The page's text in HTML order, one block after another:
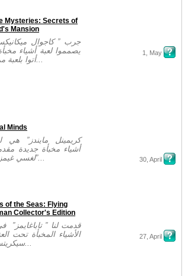
Mysteries: Secrets of
Mansion
جرب ” كاجوال
يصمموا لعبة أشياء
أتوا بلعبة مميزة و...
1, May
Minds
أشياء مخبأة جديدة
”لغسي غيمز” التي...
30, April
of the Seas: Flying
Collector's Edition
قدمت لنا ” تاباغايمز”
الأشياء المخبأة تحت
سيكريتس أف...
27, April